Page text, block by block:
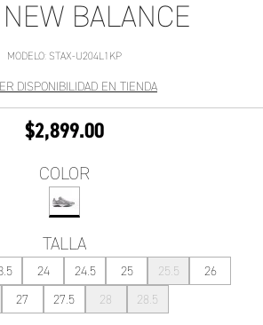
BALANCE
MODELO: STAX-U204L1KP
DISPONIBILIDAD EN TIENDA
$2,899.00
COLOR
TALLA
24 24.5 25 25.5
26
27 27.5 28 28.5